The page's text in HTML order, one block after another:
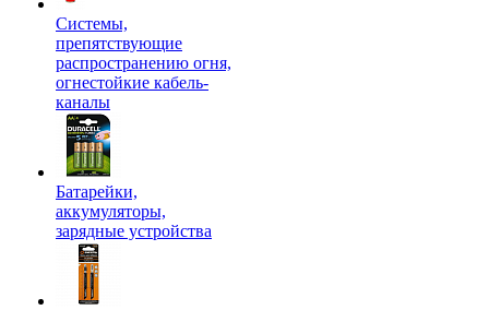
Системы,
препятствующие
распространению огня,
огнестойкие кабель-
каналы
Батарейки,
аккумуляторы,
зарядные устройства